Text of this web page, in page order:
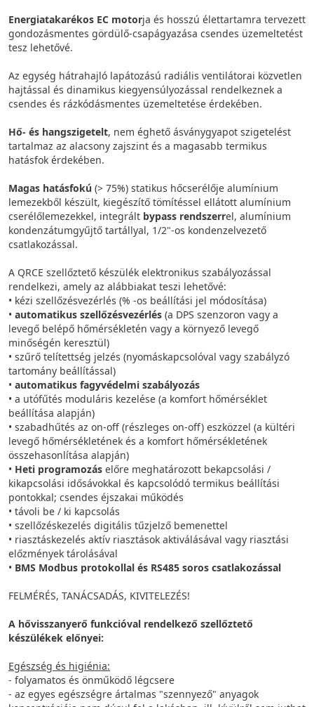
Energiatakarékos EC motorja és hosszú élettartamra tervezett
gondozásmentes gördülő-csapágyazása csendes üzemeltetést
tesz lehetővé.
Az egység hátrahajló lapátozású radiális ventilátorai közvetlen
hajtással és dinamikus kiegyensúlyozással rendelkeznek a
csendes és rázkódásmentes üzemeltetése érdekében.
Hő- és hangszigetelt, nem éghető ásványgyapot szigetelést
tartalmaz az alacsony zajszint és a magasabb termikus
hatásfok érdekében.
Magas hatásfokú (> 75%) statikus hőcserélője alumínium
lemezekből készült, kiegészítő tömítéssel ellátott alumínium
cserélőlemezekkel, integrált bypass rendszerrel, alumínium
kondenzátumgyűjtő tartállyal, 1/2"-os kondenzelvezető
csatlakozással.
A QRCE szellőztető készülék elektronikus szabályozással
rendelkezi, amely az alábbiakat teszi lehetővé:
• kézi szellőzésvezérlés (% -os beállítási jel módosítása)
• automatikus szellőzésvezérlés (a DPS szenzoron vagy a
levegő belépő hőmérsékletén vagy a környező levegő
minőségén keresztül)
• szűrő telítettség jelzés (nyomáskapcsolóval vagy szabályzó
tartomány beállítással)
• automatikus fagyvédelmi szabályozás
• a utófűtés moduláris kezelése (a komfort hőmérséklet
beállítása alapján)
• szabadhűtés az on-off (részleges on-off) eszközzel (a kültéri
levegő hőmérsékletének és a komfort hőmérsékletének
összehasonlítása alapján)
• Heti programozás előre meghatározott bekapcsolási /
kikapcsolási idősávokkal és kapcsolódó termikus beállítási
pontokkal; csendes éjszakai működés
• távoli be / ki kapcsolás
• szellőzéskezelés digitális tűzjelző bemenettel
• riasztáskezelés aktív riasztások aktiválásával vagy riasztási
előzmények tárolásával
• BMS Modbus protokollal és RS485 soros csatlakozással
FELMÉRÉS, TANÁCSADÁS, KIVITELEZÉS!
A hővisszanyerő funkcióval rendelkező szellőztető
készülékek előnyei:
Egészség és higiénia:
- folyamatos és önműködő légcsere
- az egyes egészségre ártalmas "szennyező" anyagok